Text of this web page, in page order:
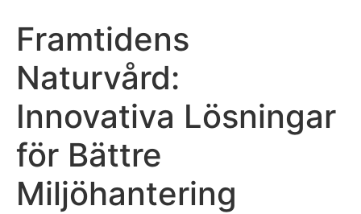
Framtidens
Naturvård:
Innovativa Lösningar
för Bättre
Miljöhantering